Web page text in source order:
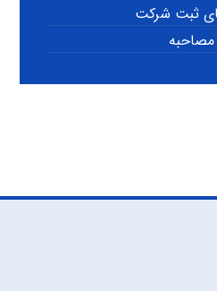
ثبت شرکت
مصاحبه